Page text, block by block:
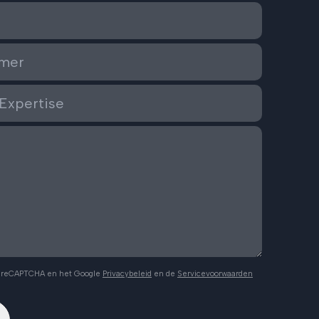
en het Google Privacybeleid en de Servicevoorwaarden